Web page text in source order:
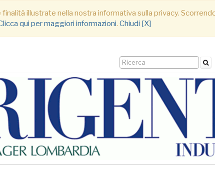
illustrate nella nostra informativa sulla privacy.
qui per maggiori informazioni. Chiudi [X]